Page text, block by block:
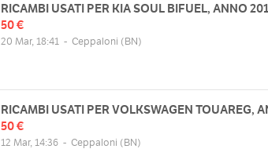
RICAMBI USATI PER KIA SOUL BIFUEL, ANNO
50 €
20 Mar, 18:41 - Ceppaloni (BN)
RICAMBI USATI PER VOLKSWAGEN TOUAREG,
50 €
12 Mar, 14:36 - Ceppaloni (BN)